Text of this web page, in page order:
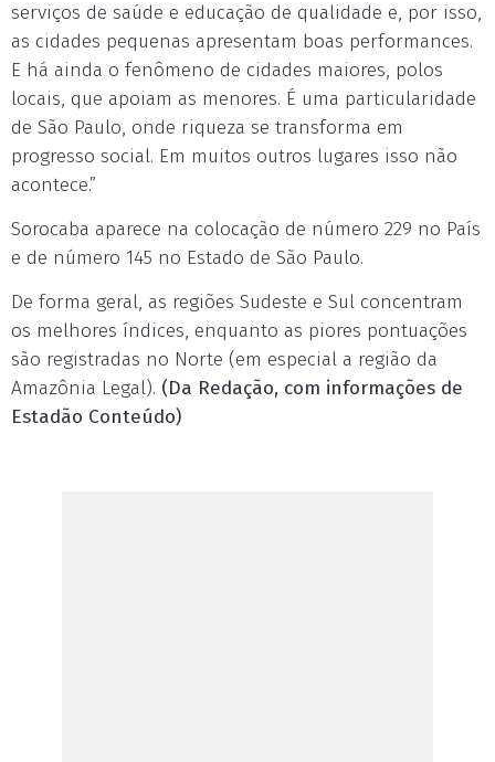
serviços de saúde e educação de qualidade e, por isso,
as cidades pequenas apresentam boas performances.
E há ainda o fenômeno de cidades maiores, polos
locais, que apoiam as menores. É uma particularidade
de São Paulo, onde riqueza se transforma em
progresso social. Em muitos outros lugares isso não
acontece.”
Sorocaba aparece na colocação de número 229 no País
e de número 145 no Estado de São Paulo.
De forma geral, as regiões Sudeste e Sul concentram
os melhores índices, enquanto as piores pontuações
são registradas no Norte (em especial a região da
Amazônia Legal). (Da Redação, com informações de
Estadão Conteúdo)